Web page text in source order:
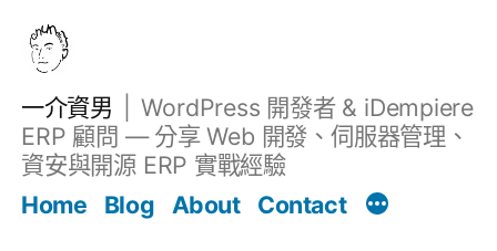
一介資男
WordPress 開發者 & iDempiere
ERP 顧問 — 分享 Web 開發、伺服器管理、
資安與開源 ERP 實戰經驗
Home
Blog About Contact
文章 Filter